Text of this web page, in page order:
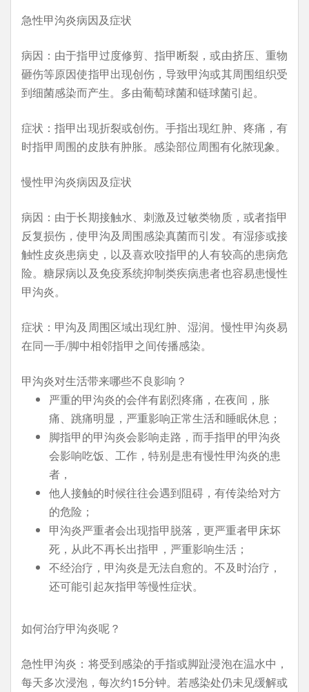
急性甲沟炎病因及症状
病因：由于指甲过度修剪、指甲断裂，或由挤压、重物
砸伤等原因使指甲出现创伤，导致甲沟或其周围组织受
到细菌感染而产生。多由葡萄球菌和链球菌引起。
症状：指甲出现折裂或创伤。手指出现红肿、疼痛，有
时指甲周围的皮肤有肿胀。感染部位周围有化脓现象。
慢性甲沟炎病因及症状
病因：由于长期接触水、刺激及过敏类物质，或者指甲
反复损伤，使甲沟及周围感染真菌而引发。有湿疹或接
触性皮炎患病史，以及喜欢咬指甲的人有较高的患病危
险。糖尿病以及免疫系统抑制类疾病患者也容易患慢性
甲沟炎。
症状：甲沟及周围区域出现红肿、湿润。慢性甲沟炎易
在同一手/脚中相邻指甲之间传播感染。
甲沟炎对生活带来哪些不良影响？
严重的甲沟炎的会伴有剧烈疼痛，在夜间，胀
痛、跳痛明显，严重影响正常生活和睡眠休息；
脚指甲的甲沟炎会影响走路，而手指甲的甲沟炎
会影响吃饭、工作，特别是患有慢性甲沟炎的患
者，
他人接触的时候往往会遇到阻碍，有传染给对方
的危险；
甲沟炎严重者会出现指甲脱落，更严重者甲床坏
死，从此不再长出指甲，严重影响生活；
不经治疗，甲沟炎是无法自愈的。不及时治疗，
还可能引起灰指甲等慢性症状。
如何治疗甲沟炎呢？
急性甲沟炎：将受到感染的手指或脚趾浸泡在温水中，
每天多次浸泡，每次约15分钟。若感染处仍未见缓解或